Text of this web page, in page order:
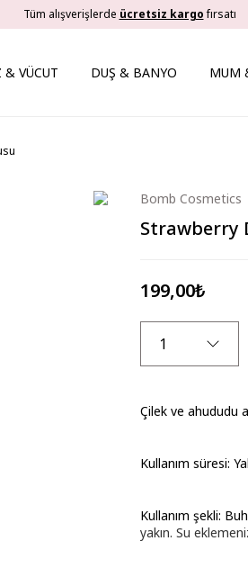
Tüm alışverişlerde ücretsiz kargofırsatı
& VÜCUT DUŞ & BANYO MUM
Bomb Cosmetics
Strawberry
199,00₺
Çilek ve ahududu
Kullanım süresi:
Kullanım şekli:
yakın. Su